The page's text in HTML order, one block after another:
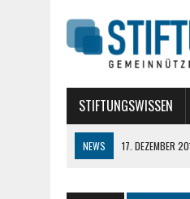
STIFTUNGSWISSEN
NEWS 17. DEZEMBER